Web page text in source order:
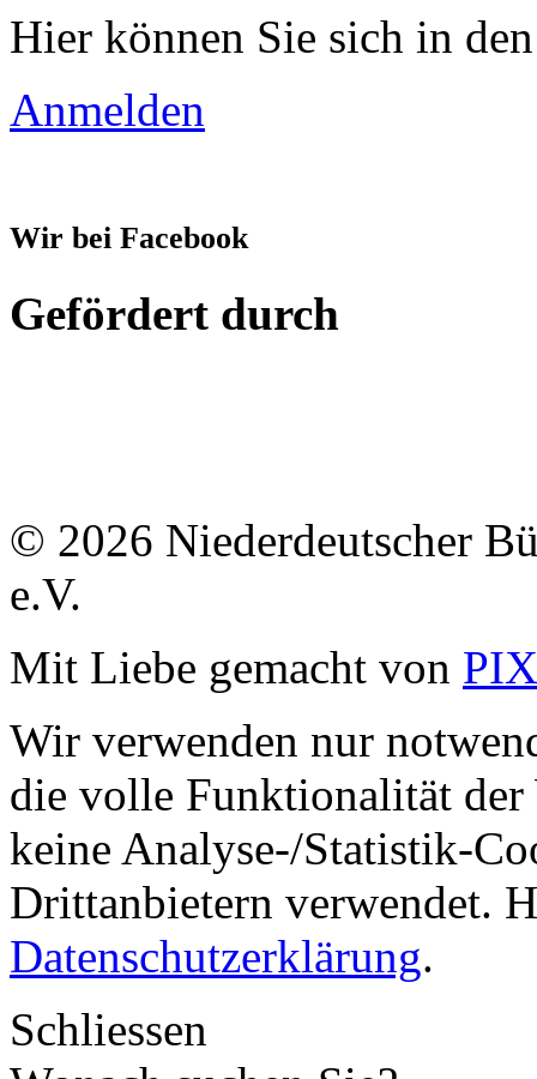
Hier können Sie sich in
Anmelden
Wir bei Facebook
Gefördert durch
© 2026 Niederdeutscher
e.V.
Mit Liebe gemacht von
Wir verwenden nur
die volle Funktionalität der
keine Analyse-/Statistik-
Drittanbietern verwendet.
Datenschutzerklärung.
Schliessen